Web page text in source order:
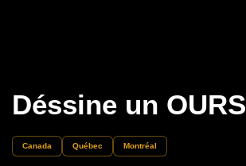
Déssine un OURS
Canada Québec Montréal